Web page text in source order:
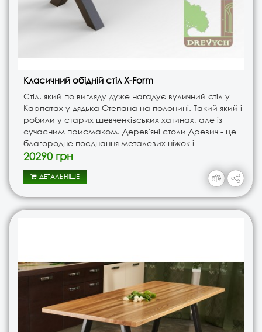
Класичний обідній стіл X-Form
Стіл, який по вигляду дуже нагадує вуличний стіл у
Карпатах у дядька Степана на полонині. Такий який і
робили у старих шевченківських хатинах, але із
сучасним присмаком. Дерев'яні столи Древич - це
благородне поєднання металевих ніжок і
натуральної дерев'яної стільниці. Виготовляємо столи
20290 грн
ДЕТАЛЬНІШЕ